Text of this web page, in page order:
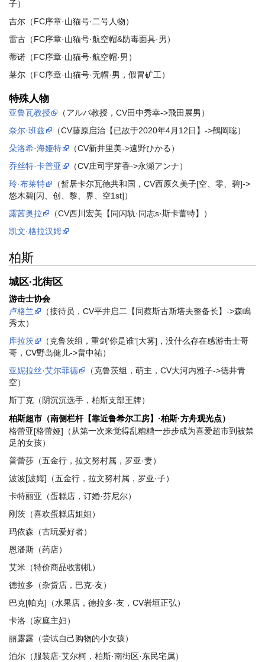
子）
吉尔（FC序章·山猫号·二号人物）
雷古（FC序章·山猫号·航空帽&防毒面具·男）
蒂诺（FC序章·山猫号·航空帽·男）
莱尔（FC序章·山猫号·无帽·男，假冒矿工）
特殊人物
亚鲁瓦教授
（アルバ教授，CV田中秀幸->飛田展男）
奈尔·班兹
（CV藤原启治【已故于2020年4月12日】->鶴岡聡）
朵洛希·海娅特
（CV新井里美->遠野ひかる）
乔丝特·卡普亚
（CV庄司宇芽香->永瀬アンナ）
玲·布莱特
（暂居卡尔瓦德共和国，CV西原久美子[空、零、碧]->
悠木碧[闪、创、黎、界、空1st]）
露茜奥拉
（CV西川宏美【同闪轨·同志s·斯卡蕾特】）
凯文·格拉汉姆
柏斯
城区·北街区
游击士协会
卢格兰
（接待员，CV平井启二【同蔡斯古斯塔夫整备长】->森嶋
秀太）
库拉茨
（克鲁茨组，重剑'你是谁'[大雾]，没什么存在感游击士哥
哥，CV野岛健儿->畠中祐）
亚妮拉丝·艾尔菲德
（克鲁茨组，萌主，CV大河内雅子->徳井青
空）
斯丁克（阴沉沉选手，柏斯支部王牌）
柏斯超市（南侧栏杆【靠近鲁希尔工房】·柏斯·方舟观光点）
格蕾亚[格蕾娅]（从第一次来觉得乱糟糟一步步成为喜爱超市到被禁
足的女孩）
普蕾莎（五金行，拉文努村属，罗亚·妻）
波波[波姆]（五金行，拉文努村属，罗亚·子）
卡特丽亚（蛋糕店，订婚·芬尼尔）
刚茨（喜欢蛋糕店姐姐）
玛依森（古玩爱好者）
恩潘斯（药店）
艾米（特价商品收割机）
德拉多（杂货店，巴克·友）
巴克[帕克]（水果店，德拉多·友，CV岩垣正弘）
卡洛（家庭主妇）
丽露露（尝试自己购物的小女孩）
泊尔（服装店·艾尔柯，柏斯·南街区·东民宅属）